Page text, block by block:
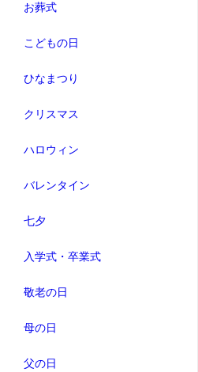
お葬式
こどもの日
ひなまつり
クリスマス
ハロウィン
バレンタイン
七夕
入学式・卒業式
敬老の日
母の日
父の日